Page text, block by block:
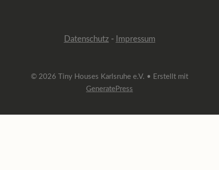
Datenschutz - Impressum
© 2026 Tiny Houses Karlsruhe e.V. • Erstellt mit
GeneratePress